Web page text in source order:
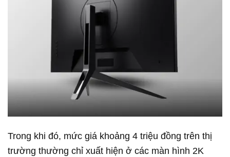
Trong khi đó, mức giá khoảng 4 triệu đồng trên thị
trường thường chỉ xuất hiện ở các màn hình 2K